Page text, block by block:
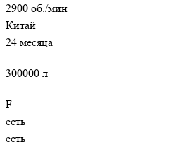
2900 об./мин
Китай
24 месяца
300000 л
F
есть
есть